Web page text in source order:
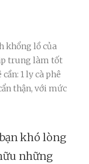
khổng lồ của
trung làm tốt
1 ly cà phê
thận, với mức
khó lòng
những